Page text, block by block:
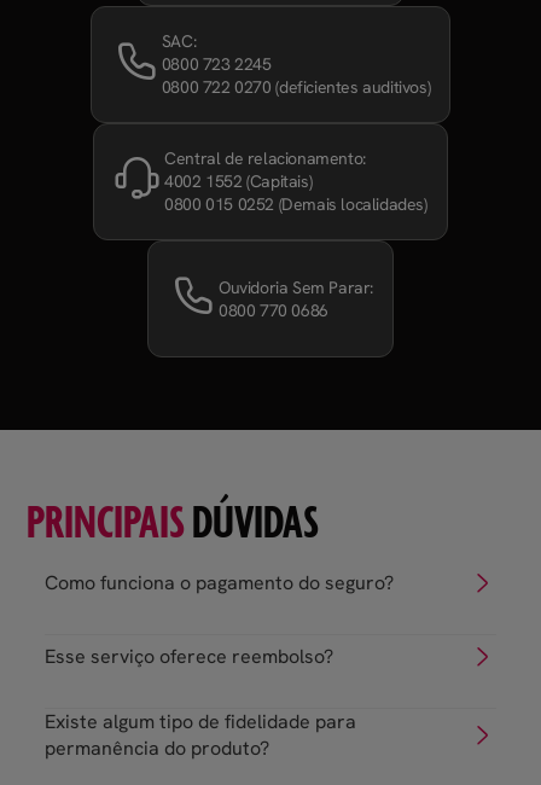
SAC:
0800 723 2245
0800 722 0270 (deficientes auditivos)
Central de relacionamento:
4002 1552 (Capitais)
0800 015 0252 (Demais localidades)
Ouvidoria Sem Parar:
0800 770 0686
PRINCIPAISDÚVIDAS
Como funciona o pagamento do seguro?
Esse serviço oferece reembolso?
Existe algum tipo de fidelidade para
permanência do produto?